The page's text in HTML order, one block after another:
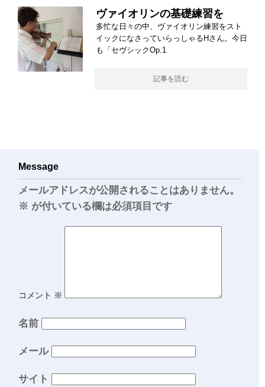
ヴァイオリンの基礎練習を
多忙な日々の中、ヴァイオリン練習をスト
イックになさっていらっしゃるHさん。今日
も「セヴシックOp.1
記事を読む
Message
メールアドレスが公開されることはありません。
※ が付いている欄は必須項目です
コメント ※
名前
メール
サイト